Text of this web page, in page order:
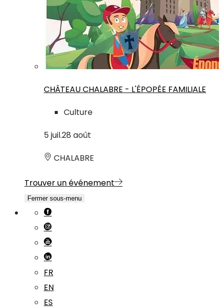
CHÂTEAU CHALABRE - L'ÉPOPÉE FAMILIALE
Culture
5 juil.28 août
CHALABRE
Trouver un événement
Fermer sous-menu
FR
EN
ES